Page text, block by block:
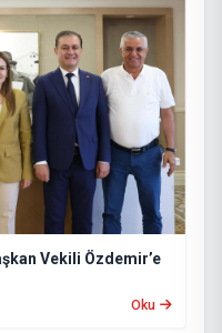
Vekili Özdemir’e
Oku